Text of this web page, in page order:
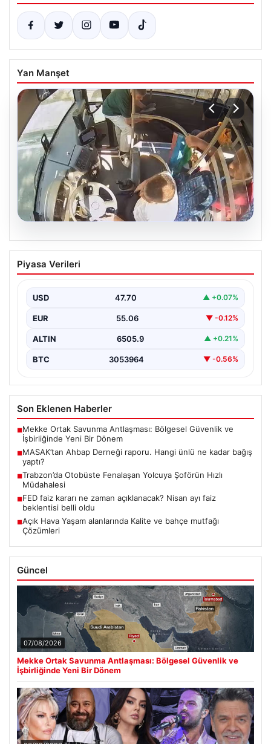
Yan Manşet
Trabzon’da Otobüste Fenalaşan
Yolcuya Şoförün Hızlı Müdahalesi
yaşındaki yolcu Hasan Öner’in hayatı, şoför Sinan
Erdoğan’ın…
Piyasa Verileri
USD 47.70 ▲ +0.07%
EUR 55.06 ▼ -0.12%
ALTIN 6505.9 ▲ +0.21%
BTC 3053964 ▼ -0.56%
Son Eklenen Haberler
■Mekke Ortak Savunma Antlaşması: Bölgesel Güvenlik ve
İşbirliğinde Yeni Bir Dönem
■MASAK’tan Ahbap Derneği raporu. Hangi ünlü ne kadar bağış
yaptı?
■Trabzon’da Otobüste Fenalaşan Yolcuya Şoförün Hızlı
Müdahalesi
■FED faiz kararı ne zaman açıklanacak? Nisan ayı faiz
beklentisi belli oldu
■Açık Hava Yaşam alanlarında Kalite ve bahçe mutfağı
Çözümleri
Güncel
07/08/2026
Mekke Ortak Savunma Antlaşması: Bölgesel Güvenlik ve
İşbirliğinde Yeni Bir Dönem